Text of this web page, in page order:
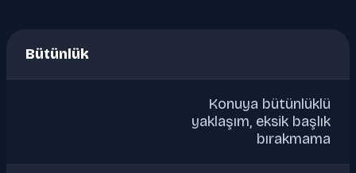
Bütünlük
Konuya bütünlüklü
yaklaşım, eksik başlık
bırakmama